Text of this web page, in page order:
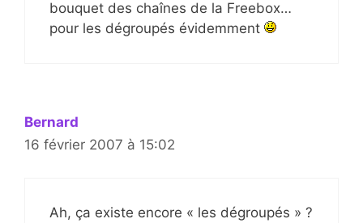
bouquet des chaînes de la Freebox…
pour les dégroupés évidemment
Bernard
16 février 2007 à 15:02
Ah, ça existe encore « les dégroupés » ?